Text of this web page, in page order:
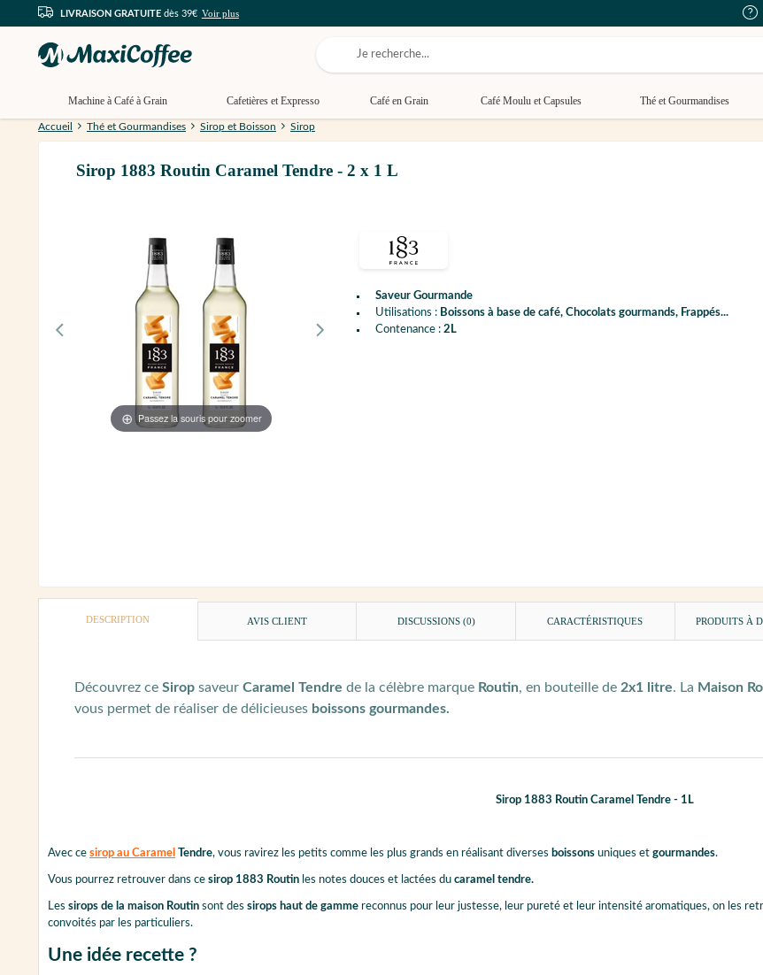
LIVRAISON GRATUITE dès 39€ Voir plus
Machine à Café à Grain Cafetières et Expresso Café en Grain Café Moulu et Capsules Thé et Gourmandises
Accueil Thé et Gourmandises Sirop et Boisson Sirop
Sirop 1883 Routin Caramel Tendre - 2 x 1 L
Passez la souris pour zoomer
Saveur Gourmande
Utilisations : Boissons à base de café, Chocolats gourmands, Frappés...
Contenance : 2L
DESCRIPTION AVIS CLIENT DISCUSSIONS (0) CARACTÉRISTIQUES PRODUITS À
Découvrez ce Sirop saveur Caramel Tendre de la célèbre marque Routin, en bouteille de 2x1 litre. La Maison
vous permet de réaliser de délicieuses boissons gourmandes.
Sirop 1883 Routin Caramel Tendre - 1L
Avec ce sirop au Caramel Tendre, vous ravirez les petits comme les plus grands en réalisant diverses boissons uniques et gourmandes.
Vous pourrez retrouver dans ce sirop 1883 Routin les notes douces et lactées du caramel tendre.
Les sirops de la maison Routin sont des sirops haut de gamme reconnus pour leur justesse, leur pureté et leur intensité aromatiques, on les
convoités par les particuliers.
Une idée recette ?